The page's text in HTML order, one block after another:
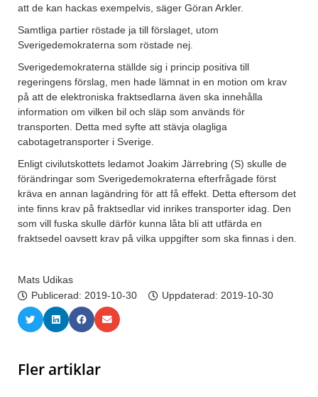
att de kan hackas exempelvis, säger Göran Arkler.
Samtliga partier röstade ja till förslaget, utom
Sverigedemokraterna som röstade nej.
Sverigedemokraterna ställde sig i princip positiva till
regeringens förslag, men hade lämnat in en motion om krav
på att de elektroniska fraktsedlarna även ska innehålla
information om vilken bil och släp som används för
transporten. Detta med syfte att stävja olagliga
cabotagetransporter i Sverige.
Enligt civilutskottets ledamot Joakim Järrebring (S) skulle de
förändringar som Sverigedemokraterna efterfrågade först
kräva en annan lagändring för att få effekt. Detta eftersom det
inte finns krav på fraktsedlar vid inrikes transporter idag. Den
som vill fuska skulle därför kunna låta bli att utfärda en
fraktsedel oavsett krav på vilka uppgifter som ska finnas i den.
Mats Udikas
Publicerad: 2019-10-30 Uppdaterad: 2019-10-30
Fler artiklar